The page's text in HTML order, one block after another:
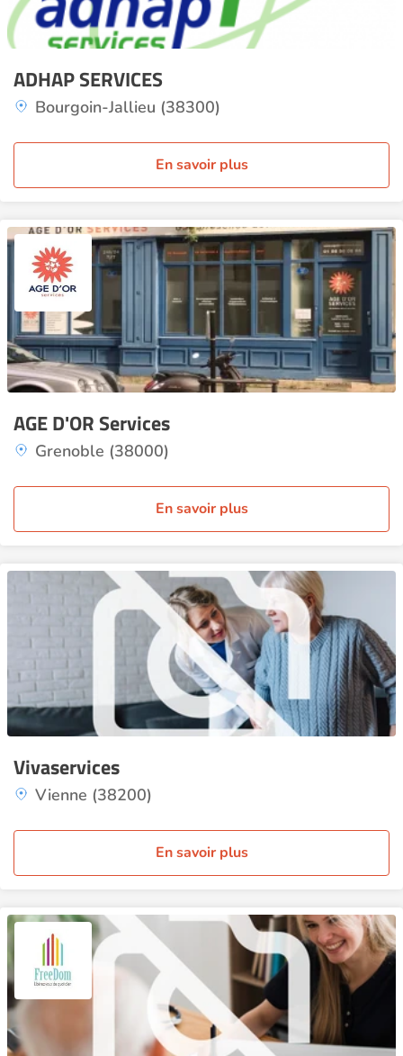
ADHAP SERVICES
Bourgoin-Jallieu (38300)
En savoir plus
AGE D'OR Services
Grenoble (38000)
En savoir plus
Vivaservices
Vienne (38200)
En savoir plus